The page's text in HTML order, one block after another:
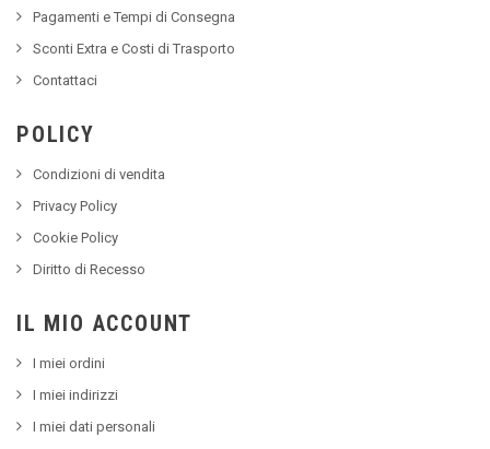
Pagamenti e Tempi di Consegna
Sconti Extra e Costi di Trasporto
Contattaci
POLICY
Condizioni di vendita
Privacy Policy
Cookie Policy
Diritto di Recesso
IL MIO ACCOUNT
I miei ordini
I miei indirizzi
I miei dati personali